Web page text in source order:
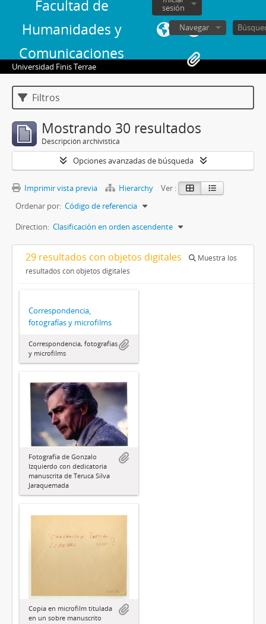
Facultad de
Humanidades y
Comunicaciones
sesión
Navegar
Universidad Finis Terrae
Filtros
Mostrando 30 resultados
Descripción archivística
Opciones avanzadas de búsqueda
Imprimir vista previa Hierarchy
Ver :
Ordenar por: Código de referencia
Direction: Clasificación en orden ascendente
29 resultados con objetos digitales
Muestra los
resultados con objetos digitales
Correspondencia,
fotografías y microfilms
Correspondencia, fotografías
y microfilms
Fotografía de Gonzalo
Izquierdo con dedicatoria
manuscrita de Teruca Silva
Jaraquemada
Copia en microfilm titulada
en un sobre manuscrito